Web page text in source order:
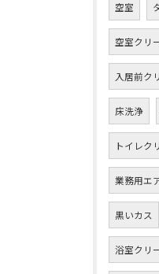
空室
空室クリ
入居前ク
床洗浄
トイレク
業務用エ
黒いカス
浴室クリ